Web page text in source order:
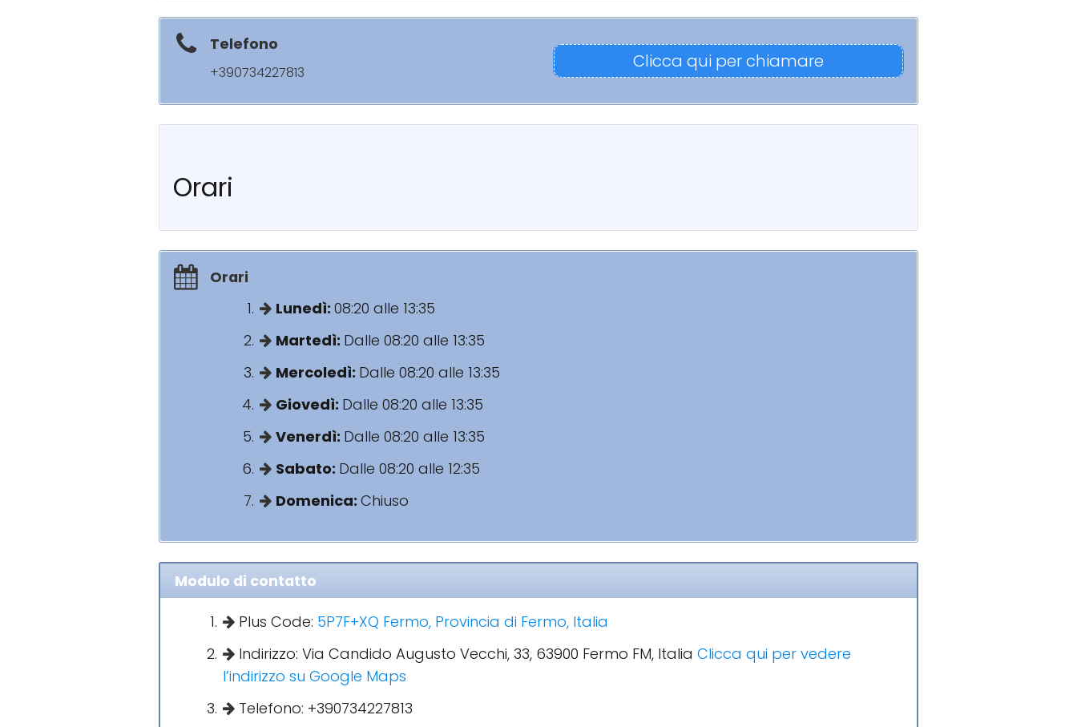
Telefono
+390734227813
Clicca qui per chiamare
Orari
Orari
Lunedì: 08:20 alle 13:35
Martedì: Dalle 08:20 alle 13:35
Mercoledì: Dalle 08:20 alle 13:35
Giovedì: Dalle 08:20 alle 13:35
Venerdì: Dalle 08:20 alle 13:35
Sabato: Dalle 08:20 alle 12:35
Domenica: Chiuso
Modulo di contatto
Plus Code: 5P7F+XQ Fermo, Provincia di Fermo, Italia
Indirizzo: Via Candido Augusto Vecchi, 33, 63900 Fermo FM, Italia Clicca qui per vedere
l’indirizzo su Google Maps
Telefono: +390734227813